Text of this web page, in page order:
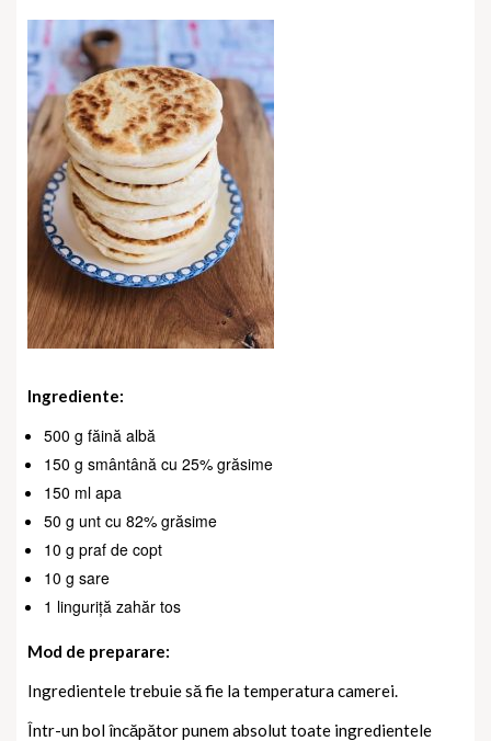
Ingrediente:
500 g făină albă
150 g smântână cu 25% grăsime
150 ml apa
50 g unt cu 82% grăsime
10 g praf de copt
10 g sare
1 linguriță zahăr tos
Mod de preparare:
Ingredientele trebuie să fie la temperatura camerei.
Într-un bol încăpător punem absolut toate ingredientele